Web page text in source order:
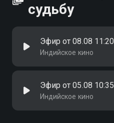
судьбу
Эфир от 08.08 11:20
Индийское кино
Эфир от 05.08 10:35
Индийское кино